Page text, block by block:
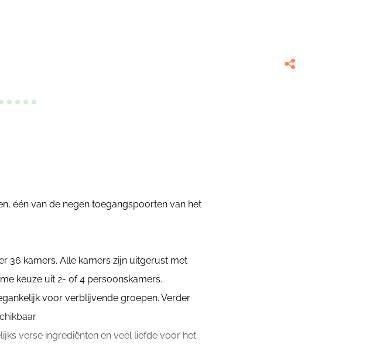
één van de negen toegangspoorten van het
36 kamers. Alle kamers zijn uitgerust met
keuze uit 2- of 4 persoonskamers.
voor verblijvende groepen. Verder
verse ingrediënten en veel liefde voor het